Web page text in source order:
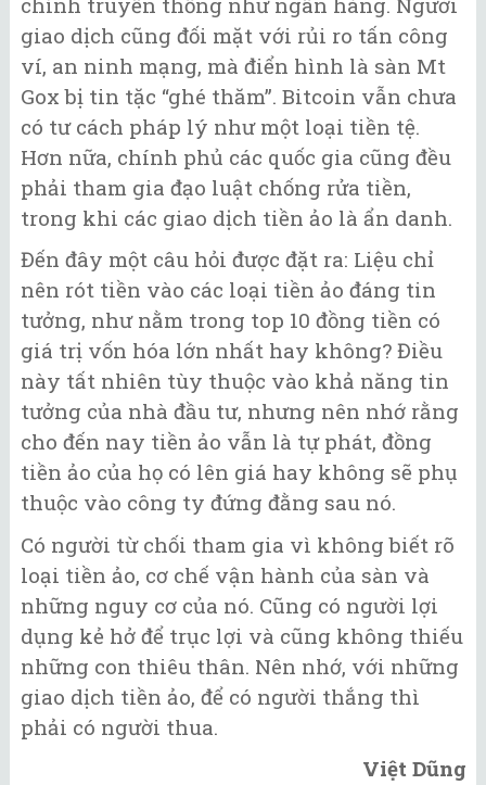
giao dịch cũng đối mặt với rủi ro tấn công
ví, an ninh mạng, mà điển hình là sàn Mt
Gox bị tin tặc “ghé thăm”. Bitcoin vẫn chưa
có tư cách pháp lý như một loại tiền tệ.
Hơn nữa, chính phủ các quốc gia cũng đều
phải tham gia đạo luật chống rửa tiền,
trong khi các giao dịch tiền ảo là ẩn danh.
Đến đây một câu hỏi được đặt ra: Liệu chỉ
nên rót tiền vào các loại tiền ảo đáng tin
tưởng, như nằm trong top 10 đồng tiền có
giá trị vốn hóa lớn nhất hay không? Điều
này tất nhiên tùy thuộc vào khả năng tin
tưởng của nhà đầu tư, nhưng nên nhớ rằng
cho đến nay tiền ảo vẫn là tự phát, đồng
tiền ảo của họ có lên giá hay không sẽ phụ
thuộc vào công ty đứng đằng sau nó.
Có người từ chối tham gia vì không biết rõ
loại tiền ảo, cơ chế vận hành của sàn và
những nguy cơ của nó. Cũng có người lợi
dụng kẻ hở để trục lợi và cũng không thiếu
những con thiêu thân. Nên nhớ, với những
giao dịch tiền ảo, để có người thắng thì
phải có người thua.
Việt Dũng